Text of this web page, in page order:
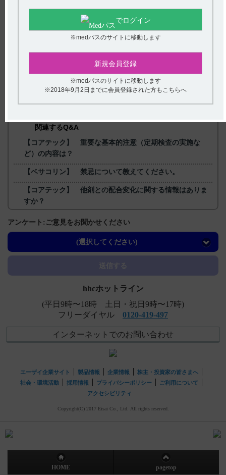
戻る
関連するQ&A
【コアテック】 重要な基本的注意（定期検査の実施な
ど）の内容は？
【ベサコリン】 禁忌について教えてください。
【コアテック】 他剤との配合変化に関する情報はありま
すか？
【イノベロン】 副作用について教えてください。
【ザーネ】 有効成分の一般名を教えてください。
アンケート:ご意見をお聞かせください
(選択してください)
でログイン
※medパスのサイトに移動します
新規会員登録
※medパスのサイトに移動します
※2018年9月2日までに会員登録された方もこちらへ
hhcホットライン
(平日9時〜18時 土日・祝日9時〜17時)
フリーダイヤル 0120-419-497
インターネットでのお問い合わせ
エーザイ企業サイト 製品情報 企業情報
株主・投資家の皆さまへ
社会・環境活動
採用情報 プライバシーポリシー
ご利用について
アクセシビリティ
Copyright(C) 2017 Eisai Co., Ltd. All rights reserved.
HOME pagetop